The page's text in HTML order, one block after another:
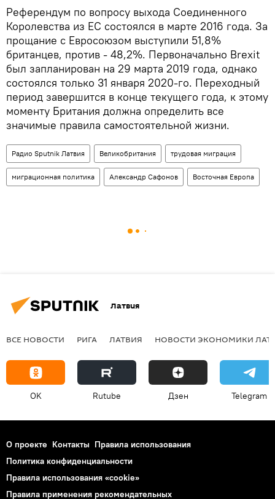
Референдум по вопросу выхода Соединенного
Королевства из ЕС состоялся в марте 2016 года. За
прощание с Евросоюзом выступили 51,8%
британцев, против - 48,2%. Первоначально Brexit
был запланирован на 29 марта 2019 года, однако
состоялся только 31 января 2020-го. Переходный
период завершится в конце текущего года, к этому
моменту Британия должна определить все
значимые правила самостоятельной жизни.
Радио Sputnik Латвия Великобритания трудовая миграция
миграционная политика Александр Сафонов Восточная Европа
Латвия
ВСЕ НОВОСТИ РИГА ЛАТВИЯ НОВОСТИ ЭКОНОМИКИ
OK Rutube Дзен Telegram
О проекте Контакты Правила использования
Политика конфиденциальности
Правила использования «cookie»
Правила применения рекомендательных